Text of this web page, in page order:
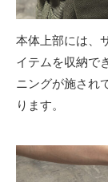
本体上部には、
イテムを収納で
ニングが施され
ります。